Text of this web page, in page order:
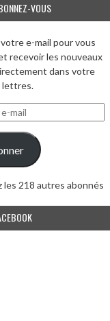
VOUS
e-mail pour vous
recevoir les nouveaux
dans votre
lettres.
les 218 autres abonnés